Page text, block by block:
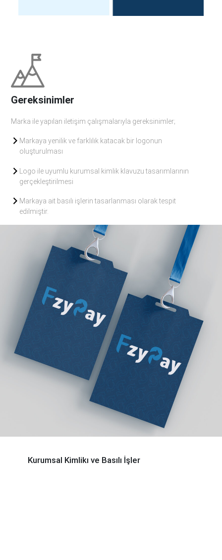
Gereksinimler
Marka ile yapılan iletişim çalışmalarıyla gereksinimler;
Markaya yenilik ve farklılık katacak bir logonun
oluşturulması
Logo ile uyumlu kurumsal kimlik klavuzu tasarımlarının
gerçekleştirilmesi
Markaya ait basılı işlerin tasarlanması olarak tespit
edilmiştir.
Kurumsal Kimlikı ve Basılı İşler